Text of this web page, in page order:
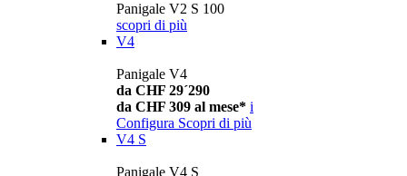
Panigale V2 S 100
scopri di più
V4
Panigale V4
da CHF 29´290
da CHF 309 al mese* i
Configura Scopri di più
V4 S
Panigale V4 S